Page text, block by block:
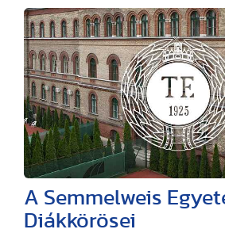
A Semmelweis
Diákkörösei